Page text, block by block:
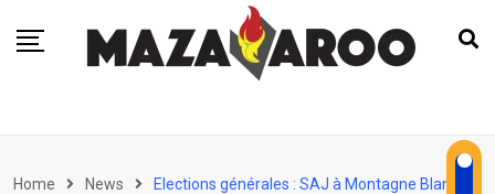
Home News Elections générales : SAJ à Montagne Blanche